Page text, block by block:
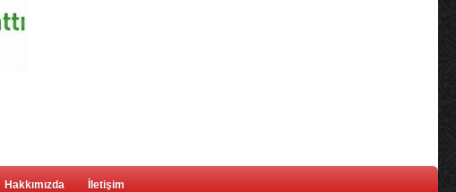
Hakkımızda İletişim